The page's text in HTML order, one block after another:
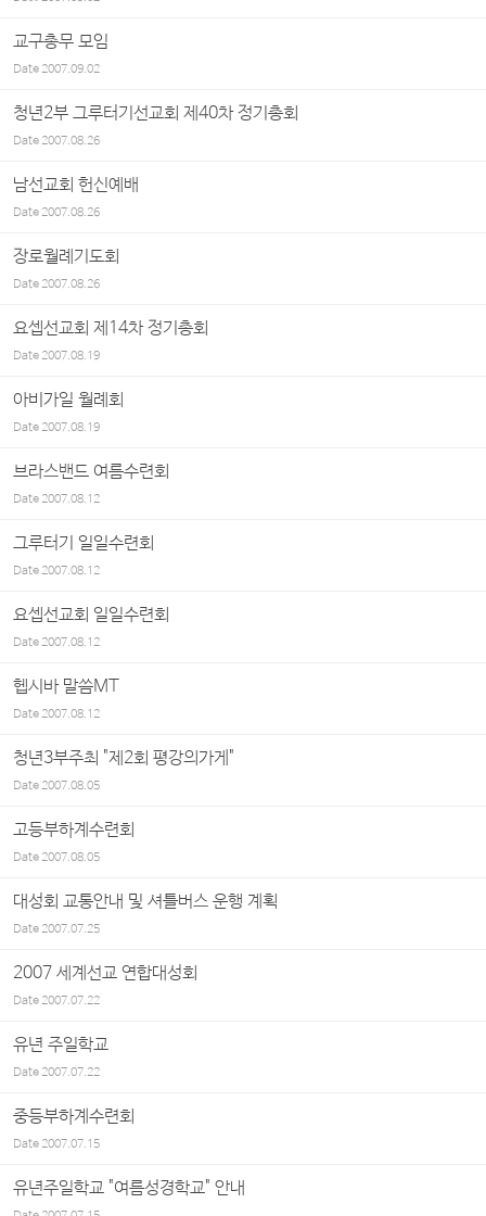
교구총무 모임
Date2007.09.02
청년2부 그루터기선교회 제40차 정기총회
Date2007.08.26
남선교회 헌신예배
Date2007.08.26
장로월례기도회
Date2007.08.26
요셉선교회 제14차 정기총회
Date2007.08.19
아비가일 월례회
Date2007.08.19
브라스밴드 여름수련회
Date2007.08.12
그루터기 일일수련회
Date2007.08.12
요셉선교회 일일수련회
Date2007.08.12
헵시바 말씀MT
Date2007.08.12
청년3부주최 "제2회 평강의가게"
Date2007.08.05
고등부하계수련회
Date2007.08.05
대성회 교통안내 및 셔틀버스 운행 계획
Date2007.07.25
2007 세계선교 연합대성회
Date2007.07.22
유년 주일학교
Date2007.07.22
중등부하계수련회
Date2007.07.15
유년주일학교 "여름성경학교" 안내